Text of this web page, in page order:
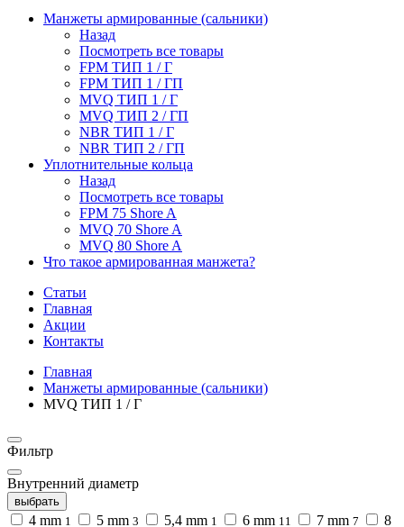
Манжеты армированные (сальники)
Назад
Посмотреть все товары
FPM ТИП 1 / Г
FPM ТИП 1 / ГП
MVQ ТИП 1 / Г
MVQ ТИП 2 / ГП
NBR ТИП 1 / Г
NBR ТИП 2 / ГП
Уплотнительные кольца
Назад
Посмотреть все товары
FPM 75 Shore A
MVQ 70 Shore A
MVQ 80 Shore A
Что такое армированная манжета?
Статьи
Главная
Акции
Контакты
Главная
Манжеты армированные (сальники)
MVQ ТИП 1 / Г
Фильтр
Внутренний диаметр
выбрать
4 mm 1 5 mm 3 5,4 mm 1 6 mm 11 7 mm 7
8